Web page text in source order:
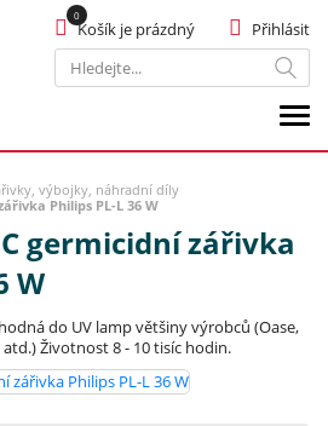
Hledat
Přihlásit
Košík je prázdný
výbojky, náhradní díly
Philips PL-L 36 W
germicidní zářivka
W
do UV lamp většiny výrobců (Oase,
atd.) Životnost 8 - 10 tisíc hodin.